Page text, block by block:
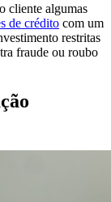
cliente algumas
de crédito com um
restritas
fraude ou roubo